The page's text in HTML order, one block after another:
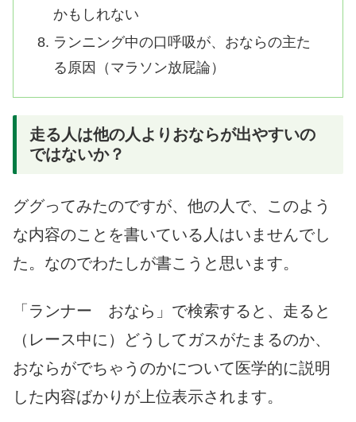
かもしれない
ランニング中の口呼吸が、おならの主た
る原因（マラソン放屁論）
走る人は他の人よりおならが出やすいの
ではないか？
ググってみたのですが、他の人で、このよう
な内容のことを書いている人はいませんでし
た。なのでわたしが書こうと思います。
「ランナー おなら」で検索すると、走ると
（レース中に）どうしてガスがたまるのか、
おならがでちゃうのかについて医学的に説明
した内容ばかりが上位表示されます。